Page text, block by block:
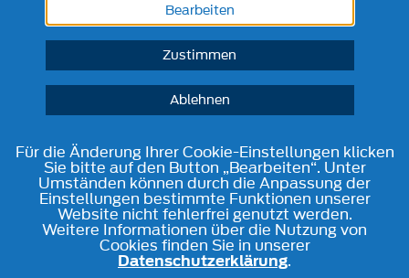
Kontakt
Bearbeiten
Zustimmen
Ablehnen
Für die Änderung Ihrer Cookie-Einstellungen klicken
Sie bitte auf den Button „Bearbeiten“. Unter
Umständen können durch die Anpassung der
Einstellungen bestimmte Funktionen unserer
Website nicht fehlerfrei genutzt werden.
Weitere Informationen über die Nutzung von
Cookies finden Sie in unserer
Datenschutzerklärung.